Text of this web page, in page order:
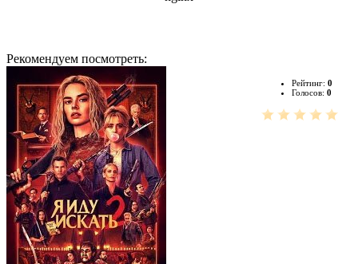
Рекомендуем посмотреть:
Рейтинг: 0
Голосов: 0